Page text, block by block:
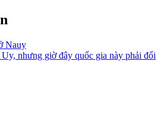
nhưng giờ đây quốc gia này phải đối